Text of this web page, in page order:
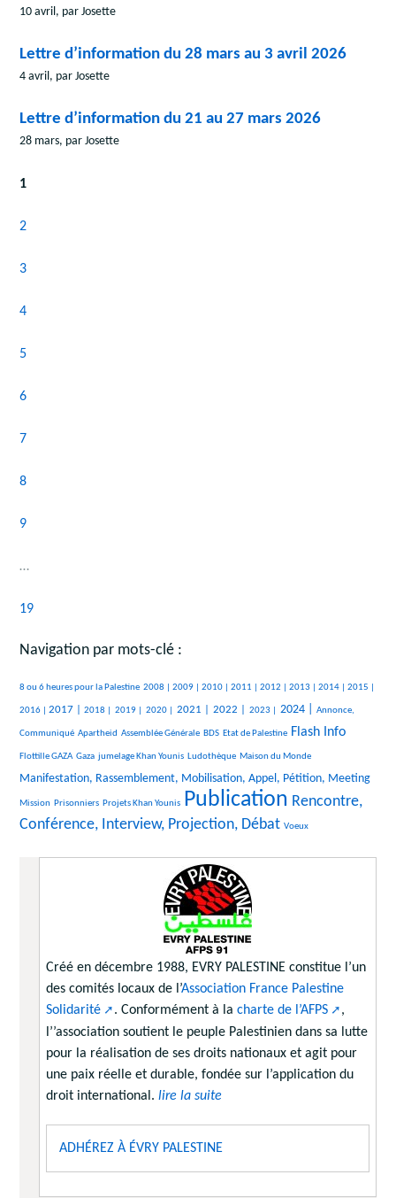
10 avril, par Josette
Lettre d’information du 28 mars au 3 avril 2026
4 avril, par Josette
Lettre d’information du 21 au 27 mars 2026
28 mars, par Josette
1
2
3
4
5
6
7
8
9
…
19
Navigation par mots-clé :
460/2356
8 ou 6 heures pour la Palestine
78/2356 2008 |
228/2356 2009 |
220/2356 2010 |
309/2356 2011 |
247/2356 2012 |
282/2356 2013 |
169/2356 2014 |
119/2356 2015 |
343/2356
2016 |
534/2356
2017 |
152/2356 2018 |
89/2356 2019 |
97/2356 2020 |
803/2356 2021 |
781/2356 2022 |
349/2356 2023 |
873/2356 2024 |
316/2356 Annonce,
Communiqué
23/2356 Apartheid
23/2356 Assemblée Générale
160/2356 BDS
23/2356 Etat de Palestine
1175/2356 Flash Info
45/2356
Flottille GAZA
280/2356 Gaza
208/2356 jumelage Khan Younis
287/2356 Ludothèque
17/2356 Maison du Monde
1046/2356
Manifestation, Rassemblement, Mobilisation, Appel, Pétition, Meeting
15/2356
Mission
22/2356Prisonniers
151/2356 Projets Khan Younis
2356/2356 Publication
1380/2356
Rencontre,
Conférence, Interview, Projection, Débat
16/2356 Voeux
Créé en décembre 1988, EVRY PALESTINE constitue l’un
des comités locaux de l’Association France Palestine
Solidarité
. Conformément à la charte de l’AFPS
,
l’’association soutient le peuple Palestinien dans sa lutte
pour la réalisation de ses droits nationaux et agit pour
une paix réelle et durable, fondée sur l’application du
droit international. lire la suite
ADHÉREZ À ÉVRY PALESTINE